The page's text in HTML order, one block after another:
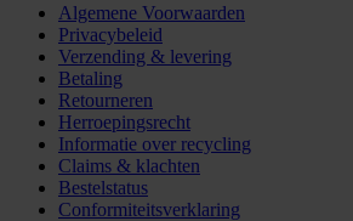
Algemene Voorwaarden
Privacybeleid
Verzending & levering
Betaling
Retourneren
Herroepingsrecht
Informatie over recycling
Claims & klachten
Bestelstatus
Conformiteitsverklaring